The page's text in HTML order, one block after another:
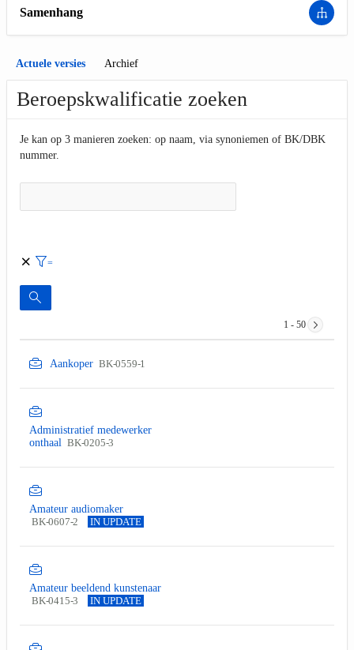
Samenhang
Actuele versies Archief
Beroepskwalificatie zoeken
Je kan op 3 manieren zoeken: op naam, via synoniemen of BK/DBK
nummer.
nieuwe
Filter =
1 - 50
Aankoper BK-0559-1
Administratief medewerker
onthaal BK-0205-3
Amateur audiomaker
BK-0607-2
IN UPDATE
Amateur beeldend kunstenaar
BK-0415-3
IN UPDATE